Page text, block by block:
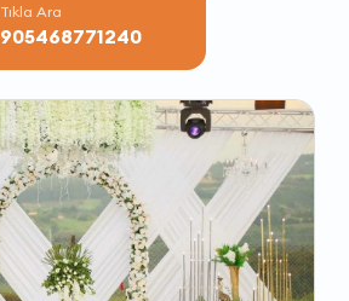
Tıkla Ara
905468771240